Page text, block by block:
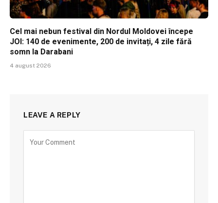
Cel mai nebun festival din Nordul Moldovei începe
JOI: 140 de evenimente, 200 de invitați, 4 zile fără
somn la Darabani
4 august 2026
LEAVE A REPLY